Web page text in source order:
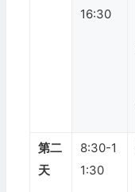
16:30
第二
天
8:30-1
1:30